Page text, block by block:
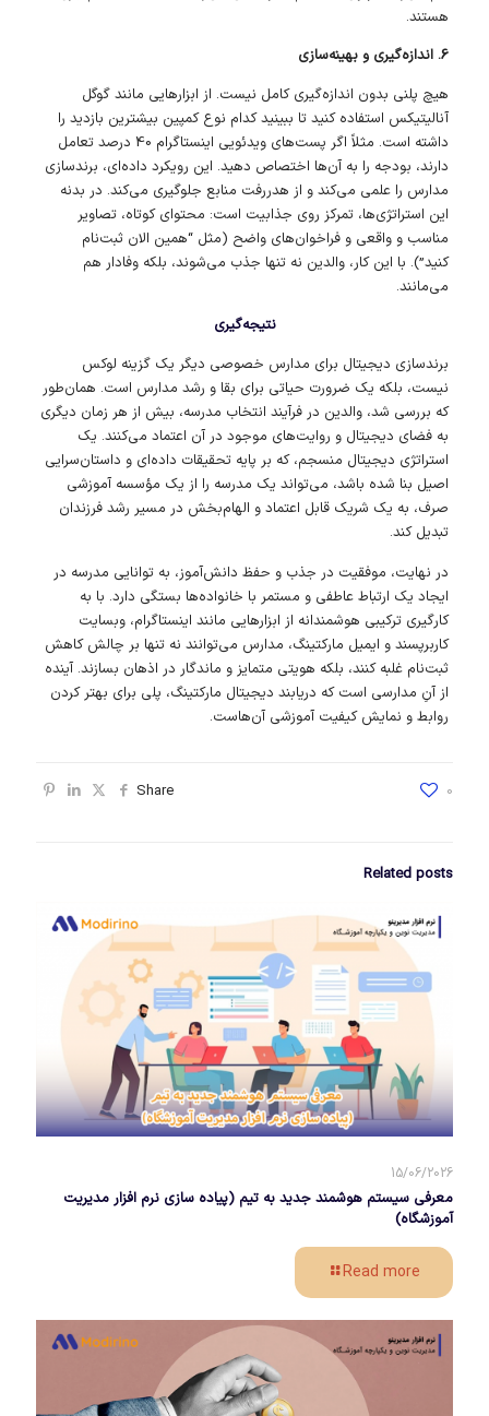
هستند.
6. اندازه‌گیری و بهینه‌سازی
هیچ پلنی بدون اندازه‌گیری کامل نیست. از ابزارهایی مانند گوگل
آنالیتیکس استفاده کنید تا ببینید کدام نوع کمپین بیشترین بازدید را
داشته است. مثلاً اگر پست‌های ویدئویی اینستاگرام 40 درصد تعامل
دارند، بودجه را به آن‌ها اختصاص دهید. این رویکرد داده‌ای، برندسازی
مدارس را علمی می‌کند و از هدررفت منابع جلوگیری می‌کند. در بدنه
این استراتژی‌ها، تمرکز روی جذابیت است: محتوای کوتاه، تصاویر
مناسب و واقعی و فراخوان‌های واضح (مثل “همین الان ثبت‌نام
کنید”). با این کار، والدین نه تنها جذب می‌شوند، بلکه وفادار هم
می‌مانند.
نتیجه‌گیری
برندسازی دیجیتال برای مدارس خصوصی دیگر یک گزینه لوکس
نیست، بلکه یک ضرورت حیاتی برای بقا و رشد مدارس است. همان‌طور
که بررسی شد، والدین در فرآیند انتخاب مدرسه، بیش از هر زمان دیگری
به فضای دیجیتال و روایت‌های موجود در آن اعتماد می‌کنند. یک
استراتژی دیجیتال منسجم، که بر پایه تحقیقات داده‌ای و داستان‌سرایی
اصیل بنا شده باشد، می‌تواند یک مدرسه را از یک مؤسسه آموزشی
صرف، به یک شریک قابل اعتماد و الهام‌بخش در مسیر رشد فرزندان
تبدیل کند.
در نهایت، موفقیت در جذب و حفظ دانش‌آموز، به توانایی مدرسه در
ایجاد یک ارتباط عاطفی و مستمر با خانواده‌ها بستگی دارد. با به
کارگیری ترکیبی هوشمندانه از ابزارهایی مانند اینستاگرام، وبسایت
کاربرپسند و ایمیل مارکتینگ، مدارس می‌توانند نه تنها بر چالش کاهش
ثبت‌نام غلبه کنند، بلکه هویتی متمایز و ماندگار در اذهان بسازند. آینده
از آنِ مدارسی است که دریابند دیجیتال مارکتینگ، پلی برای بهتر کردن
روابط و نمایش کیفیت آموزشی آن‌هاست.
Share 0
Related posts
15/06/2026
معرفی سیستم هوشمند جدید به تیم (پیاده سازی نرم افزار مدیریت
آموزشگاه)
Read more